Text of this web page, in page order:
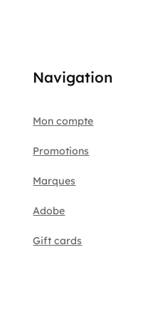
Navigation
Mon compte
Promotions
Marques
Adobe
Gift cards